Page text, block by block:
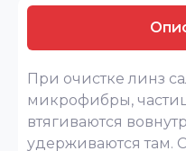
При очистке линз
микрофибры,
втягиваются
удерживаются там.